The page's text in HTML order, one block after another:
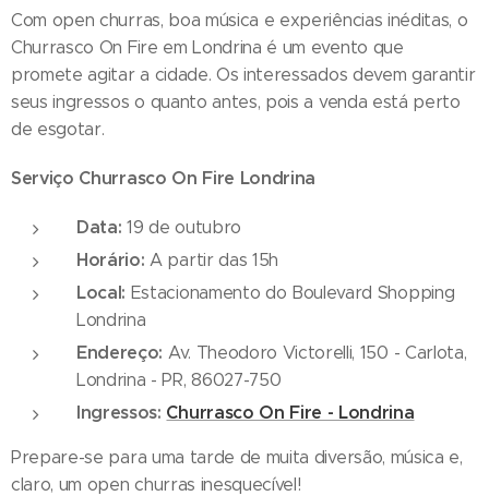
Com open churras, boa música e experiências inéditas, o
Churrasco On Fire em Londrina é um evento que
promete agitar a cidade. Os interessados devem garantir
seus ingressos o quanto antes, pois a venda está perto
de esgotar.
Serviço Churrasco On Fire Londrina
Data: 19 de outubro
Horário: A partir das 15h
Local: Estacionamento do Boulevard Shopping
Londrina
Endereço: Av. Theodoro Victorelli, 150 - Carlota,
Londrina - PR, 86027-750
Ingressos: Churrasco On Fire - Londrina
Prepare-se para uma tarde de muita diversão, música e,
claro, um open churras inesquecível!